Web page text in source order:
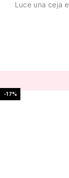
Luce una ceja
-17%